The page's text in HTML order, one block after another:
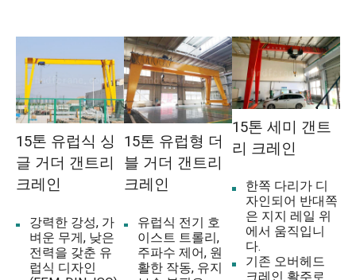
15톤 유럽식 싱
글 거더 갠트리
크레인
강력한 강성, 가
벼운 무게, 낮은
전력을 갖춘 유
럽식 디자인
15톤 유럽형 더
블 거더 갠트리
크레인
유럽식 전기 호
이스트 트롤리,
주파수 제어, 원
활한 작동, 유지
15톤 세미 갠트
리 크레인
한쪽 다리가 디
자인되어 반대쪽
은 지지 레일 위
에서 움직입니
다.
기존 오버헤드